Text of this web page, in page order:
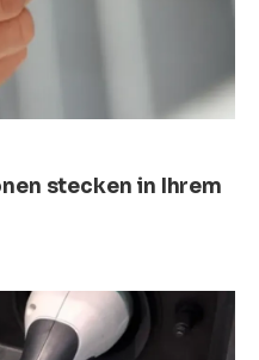
stecken in Ihrem